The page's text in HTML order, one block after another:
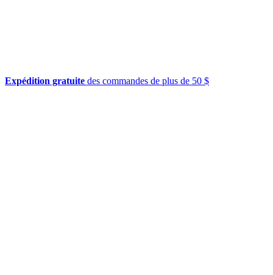
Expédition gratuite des commandes de plus de 50 $